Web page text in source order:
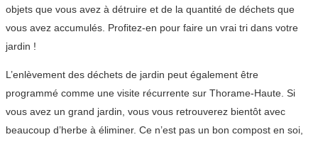
objets que vous avez à détruire et de la quantité de déchets que
vous avez accumulés. Profitez-en pour faire un vrai tri dans votre
jardin !
L’enlèvement des déchets de jardin peut également être
programmé comme une visite récurrente sur Thorame-Haute. Si
vous avez un grand jardin, vous vous retrouverez bientôt avec
beaucoup d’herbe à éliminer. Ce n’est pas un bon compost en soi,